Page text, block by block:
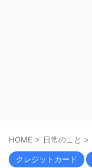
HOME > 日常のこと >
クレジットカード